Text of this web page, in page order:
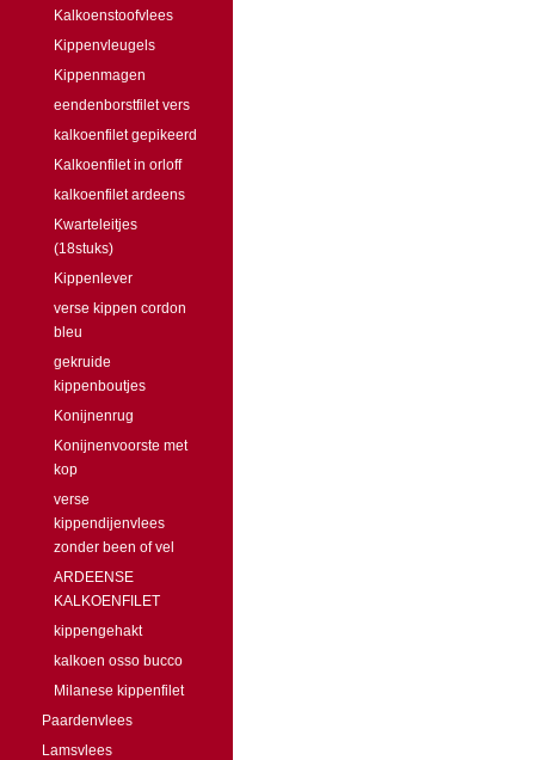
Kalkoenstoofvlees
Kippenvleugels
Kippenmagen
eendenborstfilet vers
kalkoenfilet gepikeerd
Kalkoenfilet in orloff
kalkoenfilet ardeens
Kwarteleitjes
(18stuks)
Kippenlever
verse kippen cordon
bleu
gekruide
kippenboutjes
Konijnenrug
Konijnenvoorste met
kop
verse
kippendijenvlees
zonder been of vel
ARDEENSE
KALKOENFILET
kippengehakt
kalkoen osso bucco
Milanese kippenfilet
Paardenvlees
Lamsvlees